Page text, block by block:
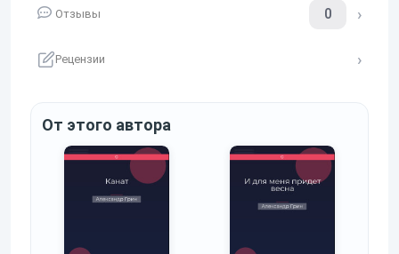
Отзывы 0
Рецензии
От этого автора